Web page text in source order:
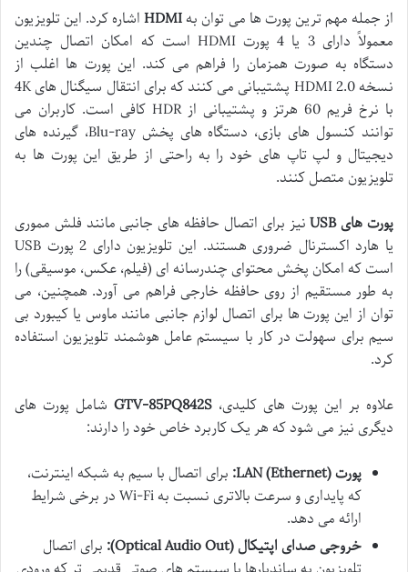
از جمله مهم ترین پورت ها می توان بهHDMIاشاره کرد. این تلویزیون
معمولاً دارای 3 یا 4 پورت HDMI است که امکان اتصال چندین
دستگاه به صورت همزمان را فراهم می کند. این پورت ها اغلب از
نسخه HDMI 2.0 پشتیبانی می کنند که برای انتقال سیگنال های 4K
با نرخ فریم 60 هرتز و پشتیبانی از HDR کافی است. کاربران می
توانند کنسول های بازی، دستگاه های پخش Blu-ray، گیرنده های
دیجیتال و لپ تاپ های خود را به راحتی از طریق این پورت ها به
تلویزیون متصل کنند.
پورت های USB
نیز برای اتصال حافظه های جانبی مانند فلش مموری
یا هارد اکسترنال ضروری هستند. این تلویزیون دارای 2 پورت USB
است که امکان پخش محتوای چندرسانه ای (فیلم، عکس، موسیقی) را
به طور مستقیم از روی حافظه خارجی فراهم می آورد. همچنین، می
توان از این پورت ها برای اتصال لوازم جانبی مانند ماوس یا کیبورد بی
سیم برای سهولت در کار با سیستم عامل هوشمند تلویزیون استفاده
کرد.
علاوه بر این پورت های کلیدی، GTV-85PQ842S شامل پورت های
دیگری نیز می شود که هر یک کاربرد خاص خود را دارند:
پورت LAN (Ethernet):
برای اتصال با سیم به شبکه اینترنت،
که پایداری و سرعت بالاتری نسبت به Wi-Fi در برخی شرایط
ارائه می دهد.
خروجی صدای اپتیکال (Optical Audio Out):
برای اتصال